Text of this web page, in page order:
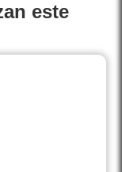
este